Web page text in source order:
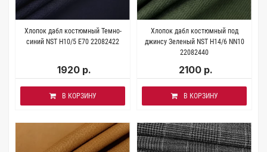
Хлопок дабл костюмный Темно-
синий NST H10/5 E70 22082422
1920 р.
В КОРЗИНУ
Хлопок дабл костюмный под
джинсу Зеленый NST H14/6 NN10
22082440
2100 р.
В КОРЗИНУ